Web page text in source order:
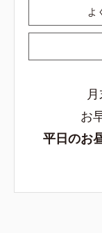
よ
お
平日のお